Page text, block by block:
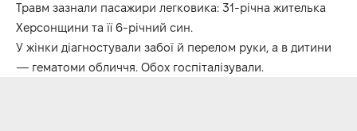
Травм зазнали пасажири легковика: 31-річна жителька
Херсонщини та її 6-річний син.
У жінки діагностували забої й перелом руки, а в дитини
— гематоми обличчя. Обох госпіталізували.